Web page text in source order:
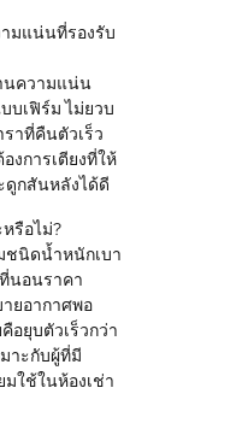
ามแน่นที่รองรับ
นความแน่น
บเฟิร์ม ไม่ยวบ
าที่คืนตัวเร็ว
งการเตียงที่ให้
ดูกสันหลังได้ดี
หรือไม่?
ชนิดน้ำหนักเบา
นอนราคา
ยอากาศพอ
อยุบตัวเร็วกว่า
าะกับผู้ที่มี
ใช้ในห้องเช่า